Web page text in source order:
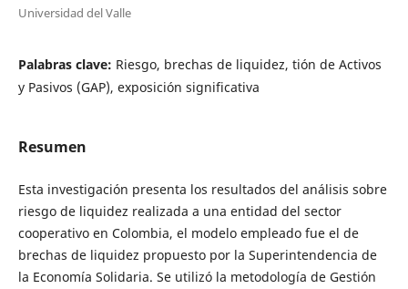
Universidad del Valle
Palabras clave: Riesgo, brechas de liquidez, tión de Activos
y Pasivos (GAP), exposición significativa
Resumen
Esta investigación presenta los resultados del análisis sobre
riesgo de liquidez realizada a una entidad del sector
cooperativo en Colombia, el modelo empleado fue el de
brechas de liquidez propuesto por la Superintendencia de
la Economía Solidaria. Se utilizó la metodología de Gestión